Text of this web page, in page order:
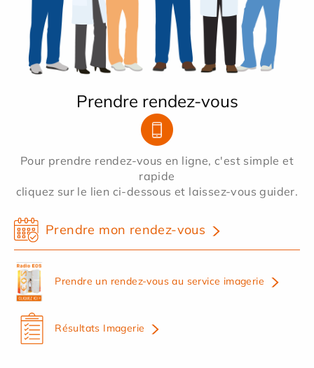
Prendre rendez-vous
Pour prendre rendez-vous en ligne, c'est simple et
rapide
cliquez sur le lien ci-dessous et laissez-vous guider.
Prendre mon rendez-vous
Prendre un rendez-vous au service imagerie
Résultats Imagerie